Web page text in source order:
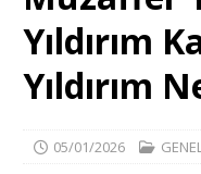
MANŞET
[ 24/07/
[ 05/08/
Yıldırım
Yıldırım
05/01/2026